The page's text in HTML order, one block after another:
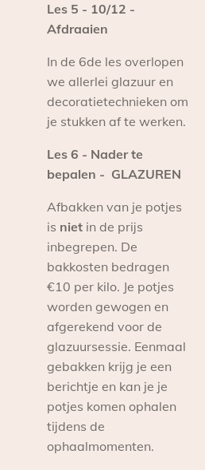
Les 5 - 10/12 -
Afdraaien
In de 6de les overlopen
we allerlei glazuur en
decoratietechnieken om
je stukken af te werken.
Les 6 - Nader te
bepalen - GLAZUREN
Afbakken van je potjes
is niet in de prijs
inbegrepen. De
bakkosten bedragen
€10 per kilo. Je potjes
worden gewogen en
afgerekend voor de
glazuursessie. Eenmaal
gebakken krijg je een
berichtje en kan je je
potjes komen ophalen
tijdens de
ophaalmomenten.